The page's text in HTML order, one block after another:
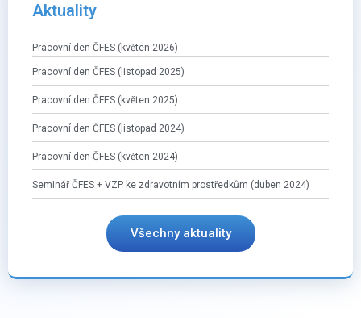
Aktuality
Pracovní den ČFES (květen 2026)
Pracovní den ČFES (listopad 2025)
Pracovní den ČFES (květen 2025)
Pracovní den ČFES (listopad 2024)
Pracovní den ČFES (květen 2024)
Seminář ČFES + VZP ke zdravotním prostředkům (duben 2024)
Všechny aktuality